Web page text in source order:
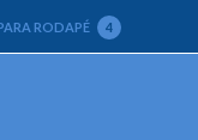
RODAPÉ 4